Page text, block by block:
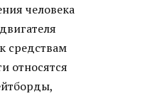
человека
средствам
относятся